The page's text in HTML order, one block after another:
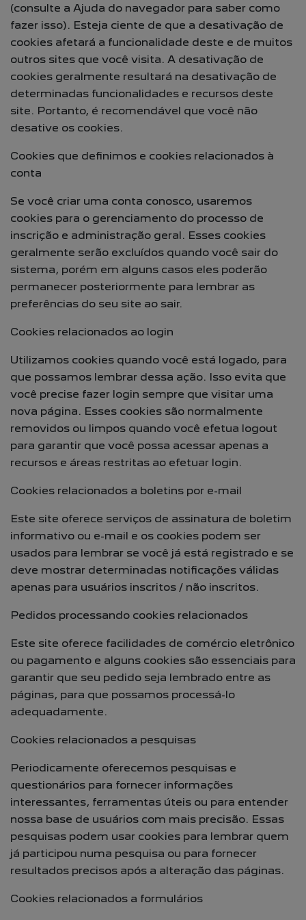
(consulte a Ajuda do navegador para saber como
fazer isso). Esteja ciente de que a desativação de
cookies afetará a funcionalidade deste e de muitos
outros sites que você visita. A desativação de
cookies geralmente resultará na desativação de
determinadas funcionalidades e recursos deste
site. Portanto, é recomendável que você não
desative os cookies.
Cookies que definimos e cookies relacionados à
conta
Se você criar uma conta conosco, usaremos
cookies para o gerenciamento do processo de
inscrição e administração geral. Esses cookies
geralmente serão excluídos quando você sair do
sistema, porém em alguns casos eles poderão
permanecer posteriormente para lembrar as
preferências do seu site ao sair.
Cookies relacionados ao login
Utilizamos cookies quando você está logado, para
que possamos lembrar dessa ação. Isso evita que
você precise fazer login sempre que visitar uma
nova página. Esses cookies são normalmente
removidos ou limpos quando você efetua logout
para garantir que você possa acessar apenas a
recursos e áreas restritas ao efetuar login.
Cookies relacionados a boletins por e-mail
Este site oferece serviços de assinatura de boletim
informativo ou e-mail e os cookies podem ser
usados para lembrar se você já está registrado e se
deve mostrar determinadas notificações válidas
apenas para usuários inscritos / não inscritos.
Pedidos processando cookies relacionados
Este site oferece facilidades de comércio eletrônico
ou pagamento e alguns cookies são essenciais para
garantir que seu pedido seja lembrado entre as
páginas, para que possamos processá-lo
adequadamente.
Cookies relacionados a pesquisas
Periodicamente oferecemos pesquisas e
questionários para fornecer informações
interessantes, ferramentas úteis ou para entender
nossa base de usuários com mais precisão. Essas
pesquisas podem usar cookies para lembrar quem
já participou numa pesquisa ou para fornecer
resultados precisos após a alteração das páginas.
Cookies relacionados a formulários